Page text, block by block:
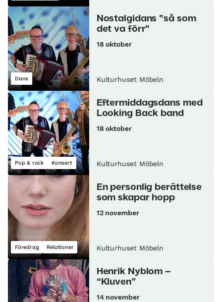
Dans
Nostalgidans "så som
det va förr"
18 oktober
Kulturhuset Möbeln
Pop & rock Konsert
Eftermiddagsdans med
Looking Back band
18 oktober
Kulturhuset Möbeln
Föredrag Relationer
En personlig berättelse
som skapar hopp
12 november
Kulturhuset Möbeln
Henrik Nyblom –
“Kluven”
14 november